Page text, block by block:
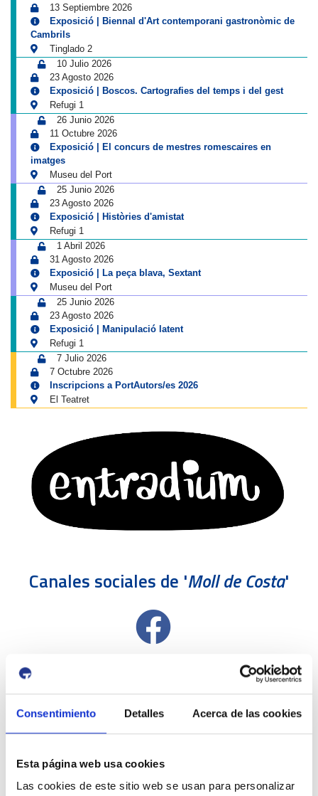
Consentimiento Detalles Acerca de las cookies
Esta página web usa cookies
Las cookies de este sitio web se usan para personalizar
13 Septiembre 2026
Exposició | Biennal d'Art contemporani gastronòmic de
Cambrils
Tinglado 2
10 Julio 2026
23 Agosto 2026
Exposició | Boscos. Cartografies del temps i del gest
Refugi 1
26 Junio 2026
11 Octubre 2026
Exposició | El concurs de mestres romescaires en
imatges
Museu del Port
25 Junio 2026
23 Agosto 2026
Exposició | Històries d'amistat
Refugi 1
1 Abril 2026
31 Agosto 2026
Exposició | La peça blava, Sextant
Museu del Port
25 Junio 2026
23 Agosto 2026
Exposició | Manipulació latent
Refugi 1
7 Julio 2026
7 Octubre 2026
Inscripcions a PortAutors/es 2026
El Teatret
Canales sociales de 'Moll de Costa'